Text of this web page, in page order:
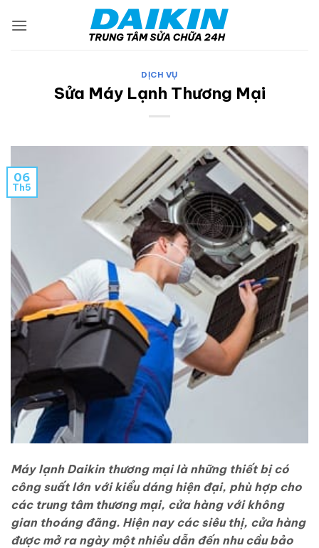
qua
DỊCH VỤ
Sửa Máy Lạnh Thương Mại
06
Th5
Máy lạnh Daikin thương mại là những thiết bị có
công suất lớn với kiểu dáng hiện đại, phù hợp cho
các trung tâm thương mại, cửa hàng với không
gian thoáng đãng. Hiện nay các siêu thị, cửa hàng
được mở ra ngày một nhiều dẫn đến nhu cầu bảo